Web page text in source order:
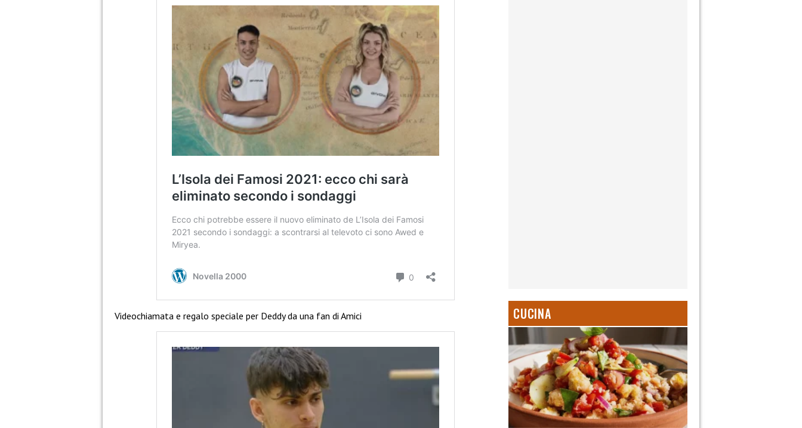
Videochiamata e regalo speciale per Deddy da una fan di Amici CUCINA